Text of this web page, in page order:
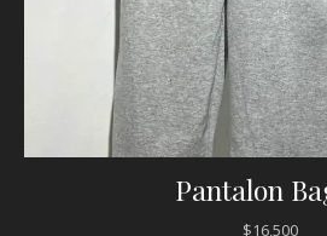
Pantalon
$16,500